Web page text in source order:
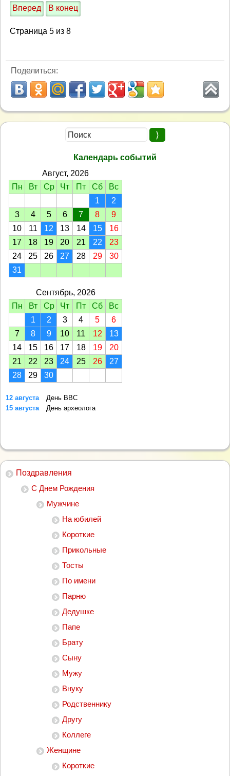
Поздравления
С Днем Рождения
Мужчине
На юбилей
Короткие
Прикольные
Тосты
По имени
Парню
Дедушке
Папе
Брату
Сыну
Мужу
Внуку
Родственнику
Другу
Коллеге
Женщине
Короткие
Вперед В конец
Страница 5 из 8
Поделиться:
Календарь событий
Август, 2026
Пн
Вт Ср Чт Пт Сб
Вс
1
2
3
4 5 6 7 8
9
10
11 12 13 14 15
16
17
18 19 20 21 22
23
24
25 26 27 28 29
30
31
Сентябрь, 2026
Пн
Вт Ср Чт Пт Сб
Вс
1
2 3 4 5
6
7
8 9 10 11 12
13
14
15 16 17 18 19
20
21
22 23 24 25 26
27
28
29 30
12 августа
День ВВС
15 августа
День археолога